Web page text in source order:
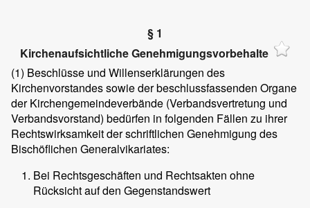
§ 1
Kirchenaufsichtliche Genehmigungsvorbehalte
(1) Beschlüsse und Willenserklärungen des
Kirchenvorstandes sowie der beschlussfassenden Organe
der Kirchengemeindeverbände (Verbandsvertretung und
Verbandsvorstand) bedürfen in folgenden Fällen zu ihrer
Rechtswirksamkeit der schriftlichen Genehmigung des
Bischöflichen Generalvikariates:
Bei Rechtsgeschäften und Rechtsakten ohne
Rücksicht auf den Gegenstandswert